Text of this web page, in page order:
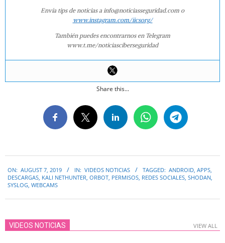
Envía tips de noticias a info@noticiasseguridad.com o
www.instagram.com/iicsorg/
También puedes encontrarnos en Telegram
www.t.me/noticiasciberseguridad
Share this...
08-
07
ON: AUGUST 7, 2019 IN: VIDEOS NOTICIAS TAGGED: ANDROID APPS
DESCARGAS KALI NETHUNTER ORBOT PERMISOS REDES SOCIALES SHODAN
SYSLOG WEBCAMS
VIDEOS NOTICIAS VIEW ALL